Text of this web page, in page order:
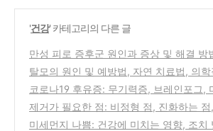
'건강' 카테고리의 다른 글
만성 피로 증후군 원인과 증상 및 해결 방
탈모의 원인 및 예방법, 자연 치료법, 의학
치료법
(1)
코로나19 후유증: 무기력증, 브레인포그,
과 후각의 상실
(1)
제거가 필요한 점: 비정형 점, 진화하는 점
규칙한 테두리의 점
(0)
미세먼지 나쁨: 건강에 미치는 영향, 조치